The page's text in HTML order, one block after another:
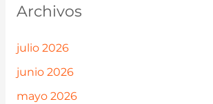
Archivos
julio 2026
junio 2026
mayo 2026